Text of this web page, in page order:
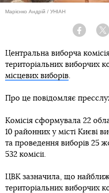
Марієнко Андрій / УНІАН
Facebook
Центральна виборча
територіальних виборчих
місцевих виборів.
Про це повідомляє
Комісія сформувала 22
10 районних у місті Києві
та проведення виборів 25
532 комісії.
ЦВК зазначила, що
територіальних виборчих